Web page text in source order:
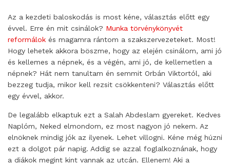
Az a kezdeti baloskodás is most kéne, választás előtt egy
évvel. Erre én mit csinálok? Munka törvénykönyvét
reformálok és magamra rántom a szakszervezeteket. Most!
Hogy lehetek akkora böszme, hogy az elején csinálom, ami jó
és kellemes a népnek, és a végén, ami jó, de kellemetlen a
népnek? Hát nem tanultam én semmit Orbán Viktortól, aki
bezzeg tudja, mikor kell rezsit csökkenteni? Választás előtt
egy évvel, akkor.
De legalább elkaptuk ezt a Salah Abdeslam gyereket. Kedves
Naplóm, Neked elmondom, ez most nagyon jó nekem. Az
elnöknek mindig jók az ilyenek. Lehet villogni. Kéne még húzni
ezt a dolgot pár napig. Addig se azzal foglalkoznának, hogy
a diákok megint kint vannak az utcán. Ellenem! Aki a